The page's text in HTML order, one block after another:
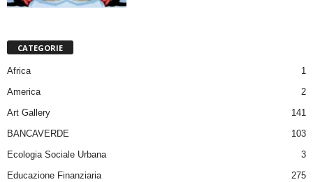
CATEGORIE
Africa
1
America
2
Art Gallery
141
BANCAVERDE
103
Ecologia Sociale Urbana
3
Educazione Finanziaria
275